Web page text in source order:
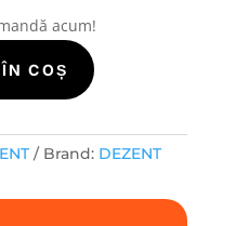
acum!
COȘ
Brand: DEZENT